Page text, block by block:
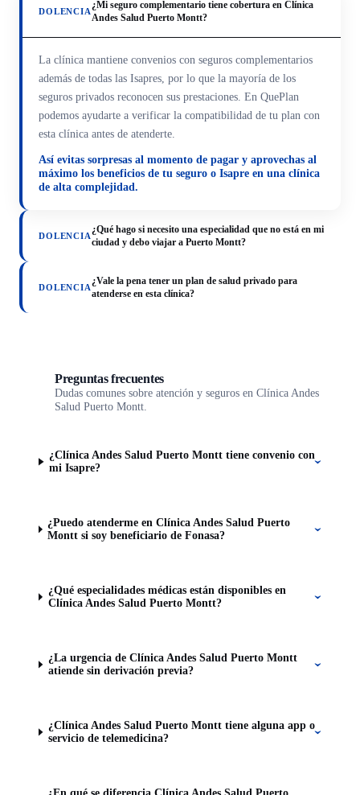
DOLENCIA
¿Mi seguro complementario tiene cobertura en Clínica
Andes Salud Puerto Montt?
La clínica mantiene convenios con seguros complementarios
además de todas las Isapres, por lo que la mayoría de los
seguros privados reconocen sus prestaciones. En QuePlan
podemos ayudarte a verificar la compatibilidad de tu plan con
esta clínica antes de atenderte.
Así evitas sorpresas al momento de pagar y aprovechas al
máximo los beneficios de tu seguro o Isapre en una clínica
de alta complejidad.
DOLENCIA
¿Qué hago si necesito una especialidad que no está en mi
ciudad y debo viajar a Puerto Montt?
DOLENCIA
¿Vale la pena tener un plan de salud privado para
atenderse en esta clínica?
Preguntas frecuentes
Dudas comunes sobre atención y seguros en Clínica Andes
Salud Puerto Montt.
¿Clínica Andes Salud Puerto Montt tiene convenio con
mi Isapre?
¿Puedo atenderme en Clínica Andes Salud Puerto
Montt si soy beneficiario de Fonasa?
¿Qué especialidades médicas están disponibles en
Clínica Andes Salud Puerto Montt?
¿La urgencia de Clínica Andes Salud Puerto Montt
atiende sin derivación previa?
¿Clínica Andes Salud Puerto Montt tiene alguna app o
servicio de telemedicina?